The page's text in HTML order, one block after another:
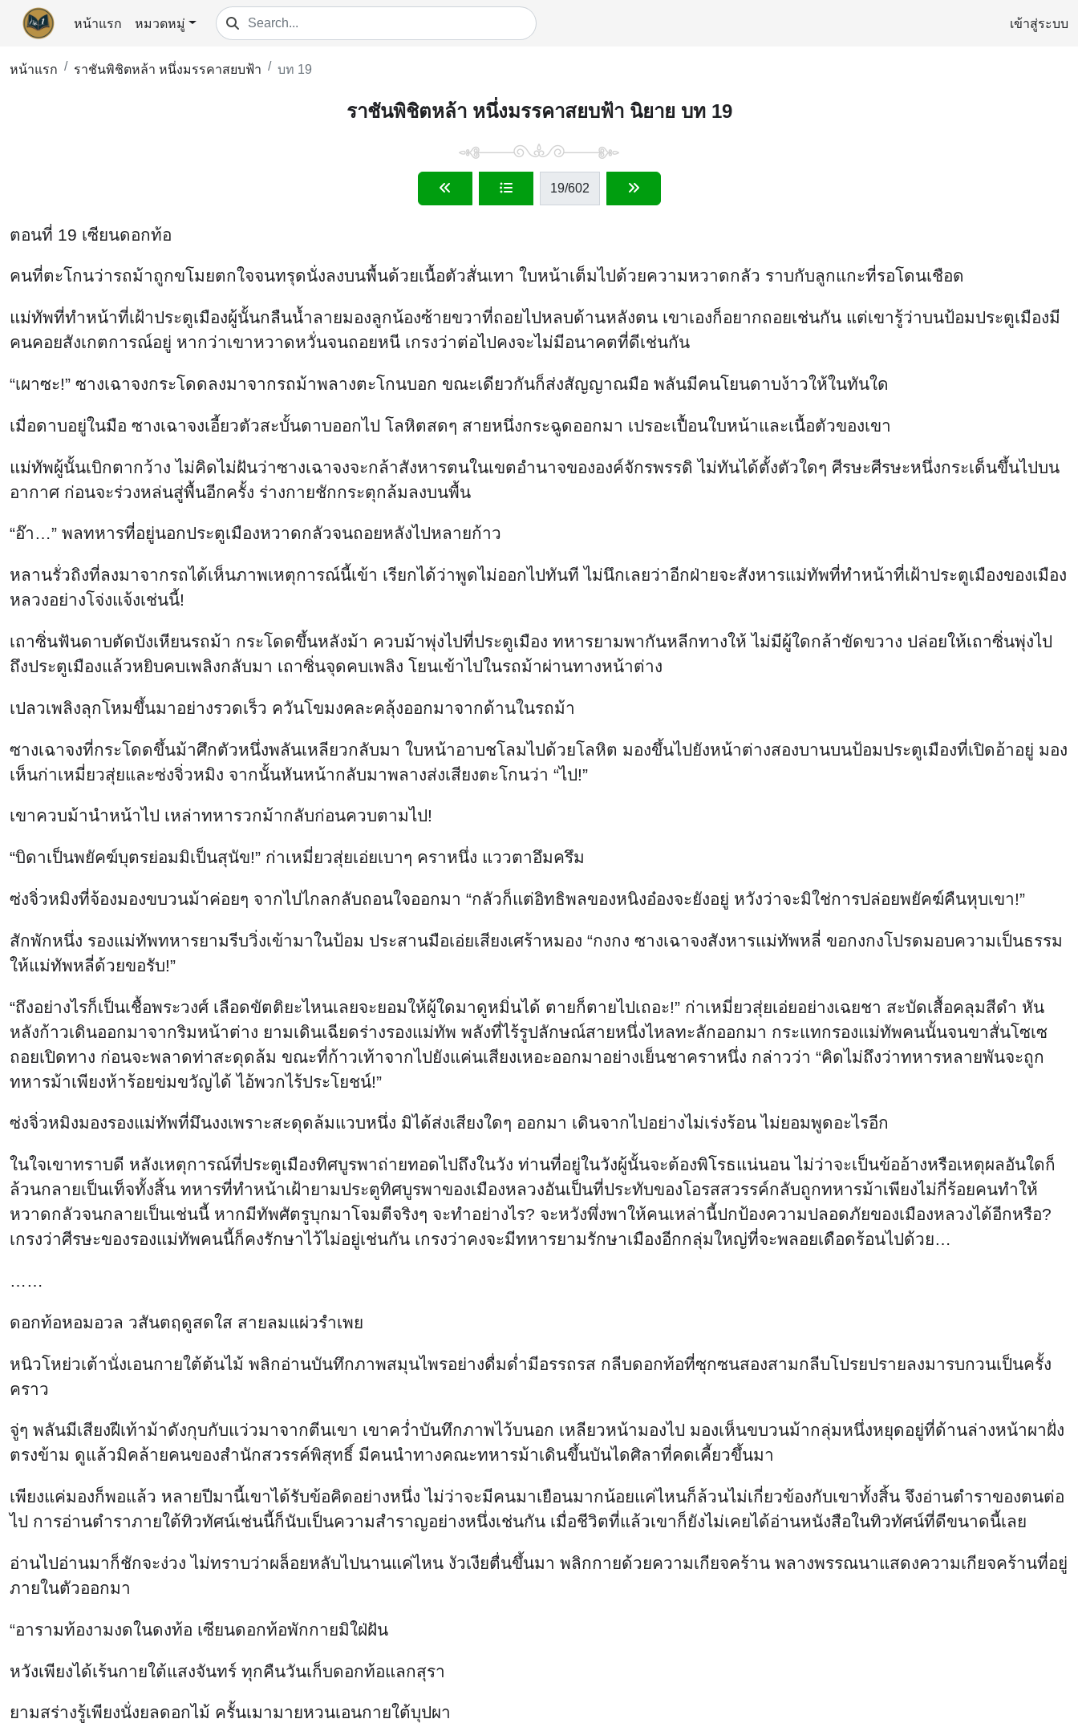
หน้าแรก หมวดหมู่ เข้าสู่ระบบ
หน้าแรก ราชันพิชิตหล้า หนึ่งมรรคาสยบฟ้า บท 19
ราชันพิชิตหล้า หนึ่งมรรคาสยบฟ้า นิยาย บท 19
19/602
ตอนที่ 19 เซียนดอกท้อ
คนที่ตะโกนว่ารถม้าถูกขโมยตกใจจนทรุดนั่งลงบนพื้นด้วยเนื้อตัวสั่นเทา ใบหน้าเต็มไปด้วยความหวาดกลัว ราบกับลูกแกะที่รอโดนเชือด
แม่ทัพที่ทำหน้าที่เฝ้าประตูเมืองผู้นั้นกลืนน้ำลายมองลูกน้องซ้ายขวาที่ถอยไปหลบด้านหลังตน เขาเองก็อยากถอยเช่นกัน แต่เขารู้ว่าบนป้อมประตูเมืองมี
คนคอยสังเกตการณ์อยู่ หากว่าเขาหวาดหวั่นจนถอยหนี เกรงว่าต่อไปคงจะไม่มีอนาคตที่ดีเช่นกัน
“เผาซะ!” ซางเฉาจงกระโดดลงมาจากรถม้าพลางตะโกนบอก ขณะเดียวกันก็ส่งสัญญาณมือ พลันมีคนโยนดาบง้าวให้ในทันใด
เมื่อดาบอยู่ในมือ ซางเฉาจงเอี้ยวตัวสะบั้นดาบออกไป โลหิตสดๆ สายหนึ่งกระฉูดออกมา เปรอะเปื้อนใบหน้าและเนื้อตัวของเขา
แม่ทัพผู้นั้นเบิกตากว้าง ไม่คิดไม่ฝันว่าซางเฉาจงจะกล้าสังหารตนในเขตอำนาจขององค์จักรพรรดิ ไม่ทันได้ตั้งตัวใดๆ ศีรษะศีรษะหนึ่งกระเด็นขึ้นไปบน
อากาศ ก่อนจะร่วงหล่นสู่พื้นอีกครั้ง ร่างกายชักกระตุกล้มลงบนพื้น
“อ๊า…” พลทหารที่อยู่นอกประตูเมืองหวาดกลัวจนถอยหลังไปหลายก้าว
หลานรั่วถิงที่ลงมาจากรถได้เห็นภาพเหตุการณ์นี้เข้า เรียกได้ว่าพูดไม่ออกไปทันที ไม่นึกเลยว่าอีกฝ่ายจะสังหารแม่ทัพที่ทำหน้าที่เฝ้าประตูเมืองของเมือง
หลวงอย่างโจ่งแจ้งเช่นนี้!
เถาซิ่นฟันดาบตัดบังเหียนรถม้า กระโดดขึ้นหลังม้า ควบม้าพุ่งไปที่ประตูเมือง ทหารยามพากันหลีกทางให้ ไม่มีผู้ใดกล้าขัดขวาง ปล่อยให้เถาซิ่นพุ่งไป
ถึงประตูเมืองแล้วหยิบคบเพลิงกลับมา เถาซิ่นจุดคบเพลิง โยนเข้าไปในรถม้าผ่านทางหน้าต่าง
เปลวเพลิงลุกโหมขึ้นมาอย่างรวดเร็ว ควันโขมงคละคลุ้งออกมาจากด้านในรถม้า
ซางเฉาจงที่กระโดดขึ้นม้าศึกตัวหนึ่งพลันเหลียวกลับมา ใบหน้าอาบชโลมไปด้วยโลหิต มองขึ้นไปยังหน้าต่างสองบานบนป้อมประตูเมืองที่เปิดอ้าอยู่ มอง
เห็นก่าเหมี่ยวสุ่ยและซ่งจิ่วหมิง จากนั้นหันหน้ากลับมาพลางส่งเสียงตะโกนว่า “ไป!”
เขาควบม้านำหน้าไป เหล่าทหารวกม้ากลับก่อนควบตามไป!
“บิดาเป็นพยัคฆ์บุตรย่อมมิเป็นสุนัข!” ก่าเหมี่ยวสุ่ยเอ่ยเบาๆ คราหนึ่ง แววตาอึมครึม
ซ่งจิ่วหมิงที่จ้องมองขบวนม้าค่อยๆ จากไปไกลกลับถอนใจออกมา “กลัวก็แต่อิทธิพลของหนิงอ๋องจะยังอยู่ หวังว่าจะมิใช่การปล่อยพยัคฆ์คืนหุบเขา!”
สักพักหนึ่ง รองแม่ทัพทหารยามรีบวิ่งเข้ามาในป้อม ประสานมือเอ่ยเสียงเศร้าหมอง “กงกง ซางเฉาจงสังหารแม่ทัพหลี่ ขอกงกงโปรดมอบความเป็นธรรม
ให้แม่ทัพหลี่ด้วยขอรับ!”
“ถึงอย่างไรก็เป็นเชื้อพระวงศ์ เลือดขัตติยะไหนเลยจะยอมให้ผู้ใดมาดูหมิ่นได้ ตายก็ตายไปเถอะ!” ก่าเหมี่ยวสุ่ยเอ่ยอย่างเฉยชา สะบัดเสื้อคลุมสีดำ หัน
หลังก้าวเดินออกมาจากริมหน้าต่าง ยามเดินเฉียดร่างรองแม่ทัพ พลังที่ไร้รูปลักษณ์สายหนึ่งไหลทะลักออกมา กระแทกรองแม่ทัพคนนั้นจนขาสั่นโซเซ
ถอยเปิดทาง ก่อนจะพลาดท่าสะดุดล้ม ขณะที่ก้าวเท้าจากไปยังแค่นเสียงเหอะออกมาอย่างเย็นชาคราหนึ่ง กล่าวว่า “คิดไม่ถึงว่าทหารหลายพันจะถูก
ทหารม้าเพียงห้าร้อยข่มขวัญได้ ไอ้พวกไร้ประโยชน์!”
ซ่งจิ่วหมิงมองรองแม่ทัพที่มึนงงเพราะสะดุดล้มแวบหนึ่ง มิได้ส่งเสียงใดๆ ออกมา เดินจากไปอย่างไม่เร่งร้อน ไม่ยอมพูดอะไรอีก
ในใจเขาทราบดี หลังเหตุการณ์ที่ประตูเมืองทิศบูรพาถ่ายทอดไปถึงในวัง ท่านที่อยู่ในวังผู้นั้นจะต้องพิโรธแน่นอน ไม่ว่าจะเป็นข้ออ้างหรือเหตุผลอันใดก็
ล้วนกลายเป็นเท็จทั้งสิ้น ทหารที่ทำหน้าเฝ้ายามประตูทิศบูรพาของเมืองหลวงอันเป็นที่ประทับของโอรสสวรรค์กลับถูกทหารม้าเพียงไม่กี่ร้อยคนทำให้
หวาดกลัวจนกลายเป็นเช่นนี้ หากมีทัพศัตรูบุกมาโจมตีจริงๆ จะทำอย่างไร? จะหวังพึ่งพาให้คนเหล่านี้ปกป้องความปลอดภัยของเมืองหลวงได้อีกหรือ?
เกรงว่าศีรษะของรองแม่ทัพคนนี้ก็คงรักษาไว้ไม่อยู่เช่นกัน เกรงว่าคงจะมีทหารยามรักษาเมืองอีกกลุ่มใหญ่ที่จะพลอยเดือดร้อนไปด้วย…
……
ดอกท้อหอมอวล วสันตฤดูสดใส สายลมแผ่วรำเพย
หนิวโหย่วเต้านั่งเอนกายใต้ต้นไม้ พลิกอ่านบันทึกภาพสมุนไพรอย่างดื่มด่ำมีอรรถรส กลีบดอกท้อที่ซุกซนสองสามกลีบโปรยปรายลงมารบกวนเป็นครั้ง
คราว
จู่ๆ พลันมีเสียงฝีเท้าม้าดังกุบกับแว่วมาจากตีนเขา เขาคว่ำบันทึกภาพไว้บนอก เหลียวหน้ามองไป มองเห็นขบวนม้ากลุ่มหนึ่งหยุดอยู่ที่ด้านล่างหน้าผาฝั่ง
ตรงข้าม ดูแล้วมิคล้ายคนของสำนักสวรรค์พิสุทธิ์ มีคนนำทางคณะทหารม้าเดินขึ้นบันไดศิลาที่คดเคี้ยวขึ้นมา
เพียงแค่มองก็พอแล้ว หลายปีมานี้เขาได้รับข้อคิดอย่างหนึ่ง ไม่ว่าจะมีคนมาเยือนมากน้อยแค่ไหนก็ล้วนไม่เกี่ยวข้องกับเขาทั้งสิ้น จึงอ่านตำราของตนต่อ
ไป การอ่านตำราภายใต้ทิวทัศน์เช่นนี้ก็นับเป็นความสำราญอย่างหนึ่งเช่นกัน เมื่อชีวิตที่แล้วเขาก็ยังไม่เคยได้อ่านหนังสือในทิวทัศน์ที่ดีขนาดนี้เลย
อ่านไปอ่านมาก็ชักจะง่วง ไม่ทราบว่าผล็อยหลับไปนานแค่ไหน งัวเงียตื่นขึ้นมา พลิกกายด้วยความเกียจคร้าน พลางพรรณนาแสดงความเกียจคร้านที่อยู่
ภายในตัวออกมา
“อารามท้องามงดในดงท้อ เซียนดอกท้อพักกายมิใฝ่ฝัน
หวังเพียงได้เร้นกายใต้แสงจันทร์ ทุกคืนวันเก็บดอกท้อแลกสุรา
ยามสร่างรู้เพียงนั่งยลดอกไม้ ครั้นเมามายหวนเอนกายใต้บุปผา